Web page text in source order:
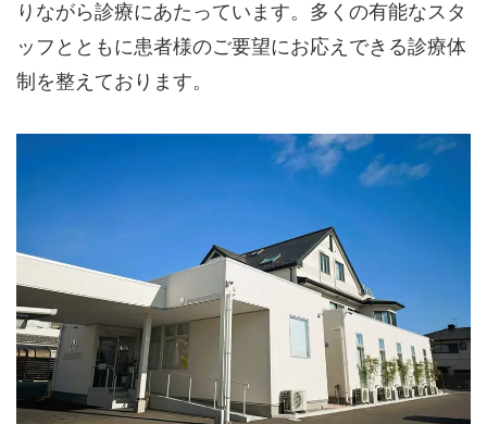
りながら診療にあたっています。多くの有能なスタ
ッフとともに患者様のご要望にお応えできる診療体
制を整えております。